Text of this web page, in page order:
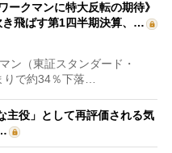
ークマンに特大反転の期待》
飛ばす第1四半期決算、…
ン（東証スタンダード・
りで約34％下落…
主役」として再評価される気